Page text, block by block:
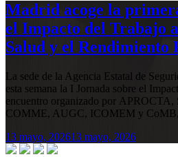
Madrid acoge la
el Impacto del Trabajo
Salud y el Rendimiento
La sede de la Agencia Estatal de
esta semana la I Jornada sobre el
encuentro organizado por
COMME, AUGC, ICOMEM y
13 mayo, 202613 mayo, 2026